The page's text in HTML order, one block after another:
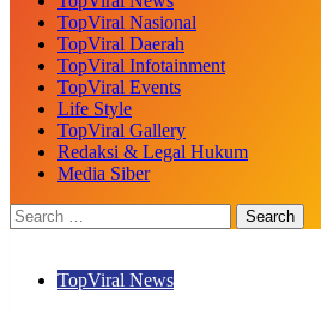
TopViral Nasional
TopViral Daerah
TopViral Infotainment
TopViral Events
Life Style
TopViral Gallery
Redaksi & Legal Hukum
Media Siber
TopViral News